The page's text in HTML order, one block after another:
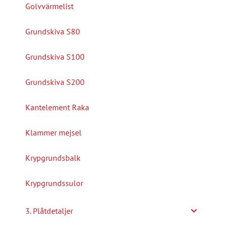
Golvvärmelist
Grundskiva S80
Grundskiva S100
Grundskiva S200
Kantelement Raka
Klammer mejsel
Krypgrundsbalk
Krypgrundssulor
3. Plåtdetaljer